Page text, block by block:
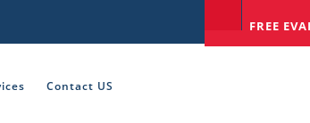
FREE
Contact US